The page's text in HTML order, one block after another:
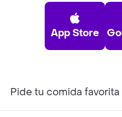
App Store
Pide tu comida